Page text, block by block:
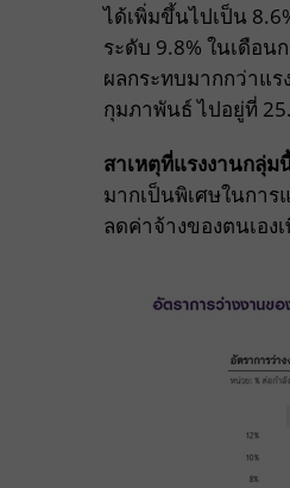
ได้เพิ่มขึ้นไปเป็น
ระดับ 9.8% ในเดือ
ผลกระทบมากกว่าแร
กุมภาพันธ์ ไปอยู่ที่
สาเหตุที่แรงงานกลุ่
มากเป็นพิเศษในกา
ลดค่าจ้างของตนเอง